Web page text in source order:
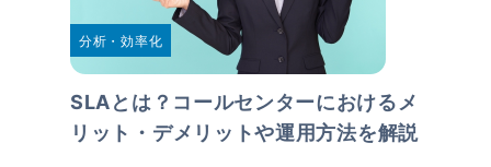
分析・効率化
SLAとは？コールセンターにおけるメ
リット・デメリットや運用方法を解説